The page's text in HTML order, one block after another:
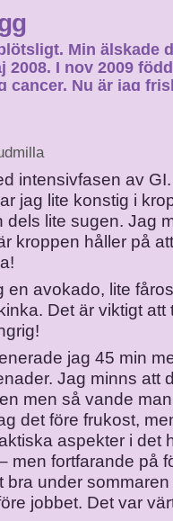
Min älskade
2008. I nov 2009
cancer. Nu är jag
intensivfasen av GI.
jag lite konstig i
dels lite sugen. Jag
kroppen håller på
en avokado, lite
Det är viktigt att
jag 45 min
Jag minns att
men så vande
det före frukost,
aspekter i det
men fortfarande på
bra under
jobbet. Det var